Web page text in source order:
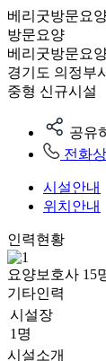
베리굿방문요
방문요양
베리굿방문요
경기도 의정부
중형 신규시설
공유
전화
시설안내
위치안내
인력현황
요양보호사 15
기타인력
시설장
1명
시설소개